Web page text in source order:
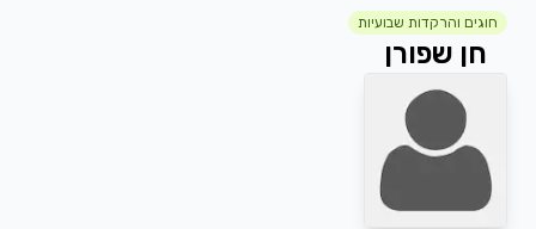
חוגים והרקדות שבועיות
חן שפורן